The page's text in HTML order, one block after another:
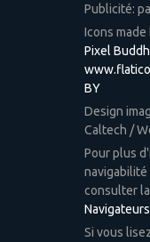
Publicité:
Icons made
Pixel
BY
Design
Caltech /
Pour plus
navigabilité
consulter
Navigateurs
Si vous